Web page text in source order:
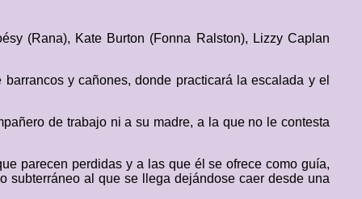
(Rana), Kate Burton (Fonna Ralston), Lizzy Caplan
y cañones, donde practicará la escalada y el
de trabajo ni a su madre, a la que no le contesta
parecen perdidas y a las que él se ofrece como guía,
subterráneo al que se llega dejándose caer desde una